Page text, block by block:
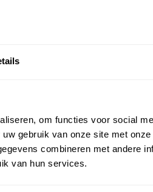
om functies voor social
gebruik van onze site met
combineren met andere
van hun services.
ZAKELIJK